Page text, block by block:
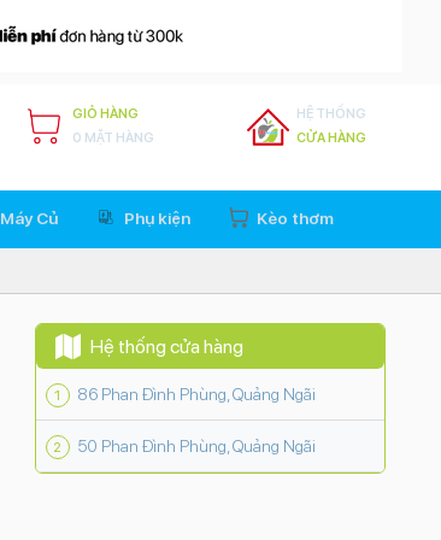
GIỎ HÀNG
0 MẶT HÀNG
HỆ THỐNG
CỬA HÀNG
Máy Củ Phụ kiện Kèo thơm
Hệ thống cửa hàng
86 Phan Đình Phùng, Quảng Ngãi
50 Phan Đình Phùng, Quảng Ngãi